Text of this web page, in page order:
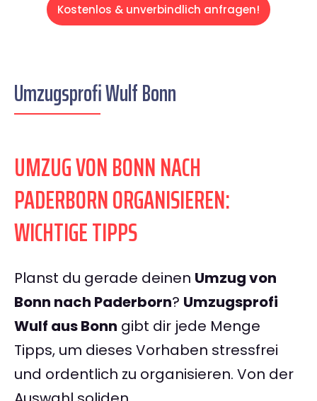
Kostenlos & unverbindlich anfragen!
Umzugsprofi Wulf Bonn
UMZUG VON BONN NACH
PADERBORN ORGANISIEREN:
WICHTIGE TIPPS
Planst du gerade deinen Umzug von
Bonn nach Paderborn? Umzugsprofi
Wulf aus Bonn gibt dir jede Menge
Tipps, um dieses Vorhaben stressfrei
und ordentlich zu organisieren. Von der